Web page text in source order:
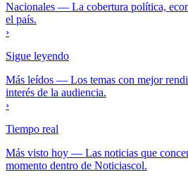
Nacionales — La cobertura política,
el país.
›
Sigue leyendo
Más leídos — Los temas con mejor
interés de la audiencia.
›
Tiempo real
Más visto hoy — Las noticias que
momento dentro de Noticiascol.